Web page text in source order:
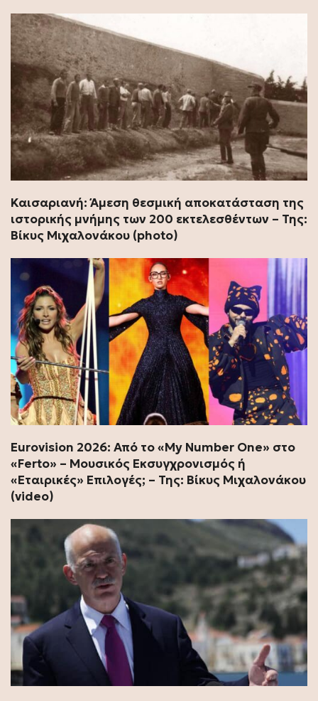
Καισαριανή: Άμεση θεσμική αποκατάσταση της
ιστορικής μνήμης των 200 εκτελεσθέντων – Της:
Βίκυς Μιχαλονάκου (photo)
Εurovision 2026: Από το «My Number One» στο
«Ferto» – Μουσικός Εκσυγχρονισμός ή
«Εταιρικές» Επιλογές; – Της: Βίκυς Μιχαλονάκου
(video)